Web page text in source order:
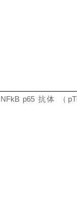
NFkB p65 抗体 （